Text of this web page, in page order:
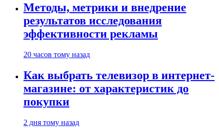
Методы, метрики и внедрение
результатов исследования
эффективности рекламы
20 часов тому назад
Как выбрать телевизор в интернет-
магазине: от характеристик до
покупки
2 дня тому назад